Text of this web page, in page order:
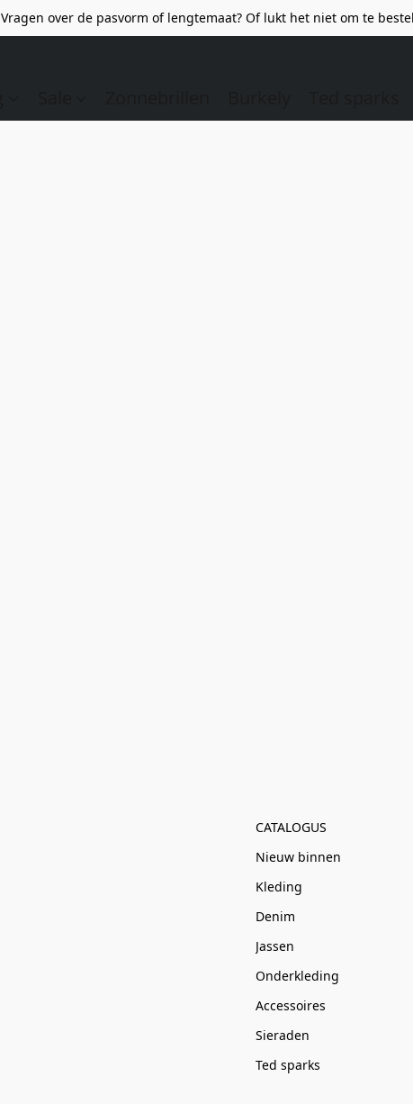
Vragen over de pasvorm of lengtemaat? Of lukt het niet om te
CATALOGUS
Nieuw binnen
Kleding
Denim
Jassen
Onderkleding
Accessoires
Sieraden
Ted sparks